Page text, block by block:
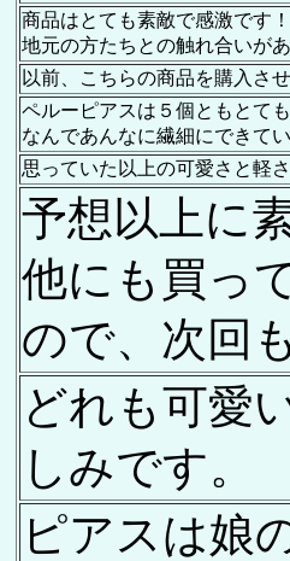
商品はとても素敵で感激です
地元の方たちとの触れ合いが
以前、こちらの商品を購入さ
ペルーピアスは５個ともとて
なんであんなに繊細にできて
思っていた以上の可愛さと軽
予想以上に
他にも買っ
ので、次回
どれも可愛
しみです。
ピアスは娘